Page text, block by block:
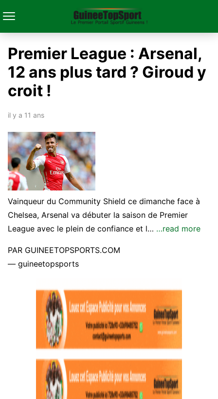
Premier League : Arsenal,
12 ans plus tard ? Giroud y
croit !
il y a 11 ans
Vainqueur du Community Shield ce dimanche face à
Chelsea, Arsenal va débuter la saison de Premier
League avec le plein de confiance et l… …read more
PAR GUINEETOPSPORTS.COM
— guineetopsports